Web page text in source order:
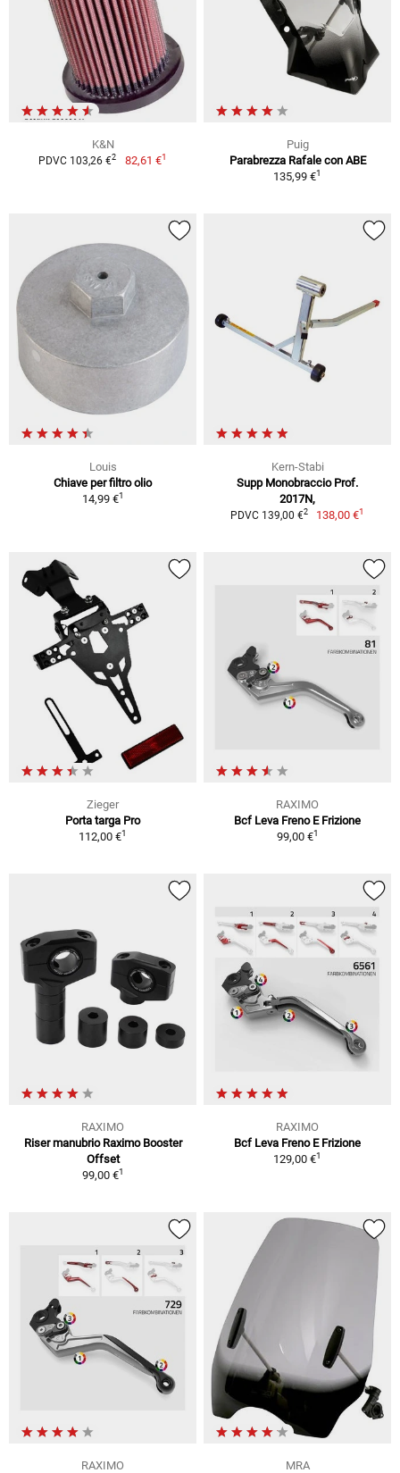
K&N
PDVC 103,26 €2 82,61 €1
Puig
Parabrezza Rafale con ABE
135,99 €1
Louis
Chiave per filtro olio
14,99 €1
Kern-Stabi
Supp Monobraccio Prof.
2017N,
PDVC 139,00 €2 138,00 €1
Zieger
Porta targa Pro
112,00 €1
RAXIMO
Bcf Leva Freno E Frizione
99,00 €1
RAXIMO
Riser manubrio Raximo Booster
Offset
99,00 €1
RAXIMO
Bcf Leva Freno E Frizione
129,00 €1
RAXIMO
MRA